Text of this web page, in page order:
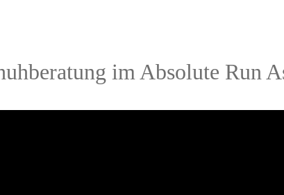
im Absolute Run